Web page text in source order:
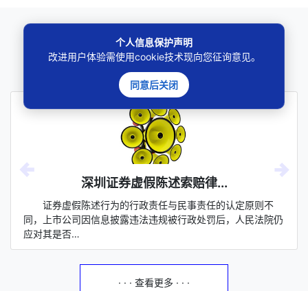
实务专题
————千锤百炼、深耕厚积————
深圳证券虚假陈述索赔律...
证券虚假陈述行为的行政责任与民事责任的认定原则不
同，上市公司因信息披露违法违规被行政处罚后，人民法院仍
应对其是否…
· · · 查看更多 · · ·
个人信息保护声明
改进用户体验需使用cookie技术现向您征询意见。
同意后关闭